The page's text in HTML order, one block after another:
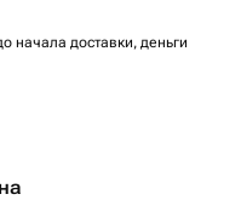
начала доставки, деньги